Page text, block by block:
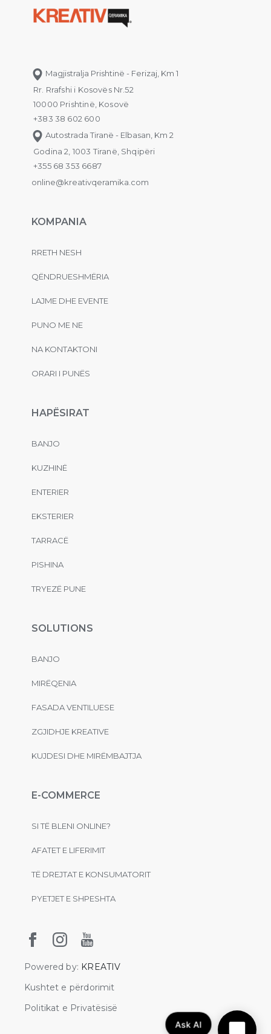
Magjistralja Prishtinë - Ferizaj, Km 1
Rr. Rrafshi i Kosovës Nr.52
10000 Prishtinë, Kosovë
+383 38 602 600
Autostrada Tiranë - Elbasan, Km 2
Godina 2, 1003 Tiranë, Shqipëri
+355 68 353 6687
online@kreativqeramika.com
KOMPANIA
RRETH NESH
QËNDRUESHMËRIA
LAJME DHE EVENTE
PUNO ME NE
NA KONTAKTONI
ORARI I PUNËS
HAPËSIRAT
BANJO
KUZHINË
ENTERIER
EKSTERIER
TARRACË
PISHINA
TRYEZË PUNE
SOLUTIONS
BANJO
MIRËQENIA
FASADA VENTILUESE
ZGJIDHJE KREATIVE
KUJDESI DHE MIRËMBAJTJA
E-COMMERCE
SI TË BLENI ONLINE?
AFATET E LIFERIMIT
TË DREJTAT E KONSUMATORIT
PYETJET E SHPESHTA
Powered by: KREATIV
Kushtet e përdorimit
Politikat e Privatësisë
Ask AI